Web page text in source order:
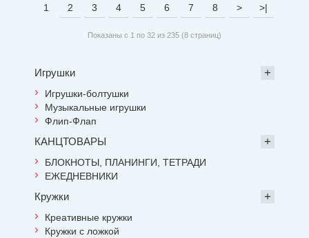
1 2 3 4 5 6 7 8 > >|
Показаны с 1 по 32 из 235 (8 страниц)
Игрушки
Игрушки-болтушки
Музыкальные игрушки
Флип-Флап
КАНЦТОВАРЫ
БЛОКНОТЫ, ПЛАНИНГИ, ТЕТРАДИ
ЕЖЕДНЕВНИКИ
Кружки
Креативные кружки
Кружки с ложкой